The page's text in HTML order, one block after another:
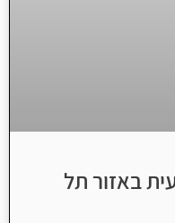
באזור תל